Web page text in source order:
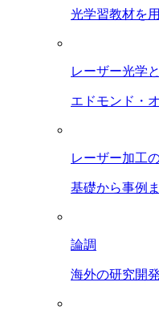
光学習教材を
レーザー光学
エドモンド・
レーザー加工
基礎から事例
論調
海外の研究開